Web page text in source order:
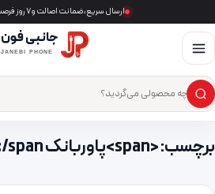
ارسال سریع، ضمانت اصالت و ۷ روز فرصت بررسی کالا
جانبی فون
JANEBI PHONE
جست‌وجوی محصول
×
برچسب: <span>پاوربانک pd20w</span>